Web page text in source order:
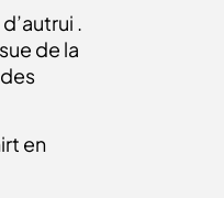
.
de la
en